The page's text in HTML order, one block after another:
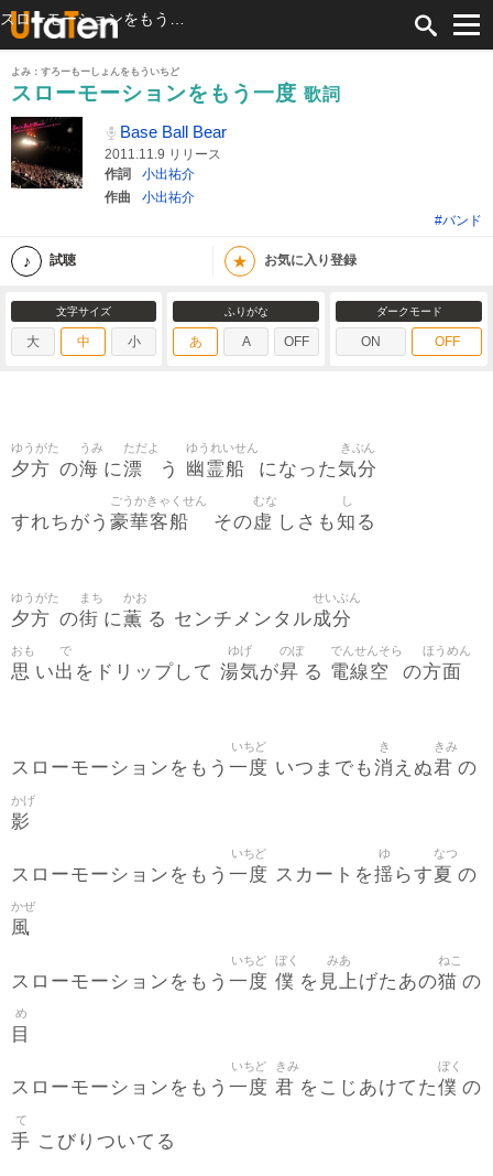
よみ：すろーもーしょんをもういちど
スローモーションをもう一度 歌詞
Base Ball Bear
2011.11.9 リリース
作詞
小出祐介
作曲
小出祐介
#バンド
試聴 ★ お気に入り登録
文字サイズ
大 中 小
ふりがな
あ A OFF
ダークモード
ON OFF
夕方
ゆうがた
の海
うみ
に漂
ただよ
う 幽霊船
ゆうれいせん
になった気分
きぶん
すれちがう 豪華客船
ごうかきゃくせん
その虚
むな
しさも知
し
る
夕方
ゆうがた
の街
まち
に薫
かお
る センチメンタル成分
せいぶん
思
おも
い出
で
をドリップして 湯気
ゆげ
が昇
のぼ
る 電線空
でんせんそら
の方面
ほうめん
スローモーションをもう 一度
いちど
いつまでも消
き
えぬ君
きみ
の
影
かげ
スローモーションをもう 一度
いちど
スカートを揺
ゆ
らす夏
なつ
の
風
かぜ
スローモーションをもう 一度
いちど
僕
ぼく
を 見上
みあ
げたあの猫
ねこ
の
目
め
スローモーションをもう 一度
いちど
君
きみ
をこじあけてた僕
ぼく
の
手
て
こびりついてる